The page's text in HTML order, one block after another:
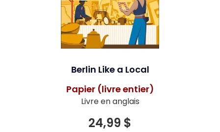
Berlin Like a Local
Papier (livre entier)
Livre en anglais
24,99 $